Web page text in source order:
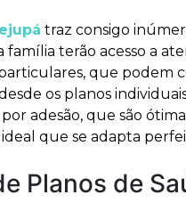
traz consigo
terão acesso a
que
os planos
adesão, que são
que se adapta
Planos de